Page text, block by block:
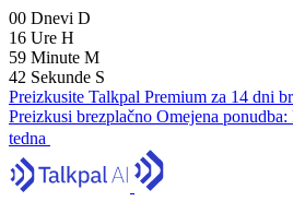
00 Dnevi D
16 Ure H
59 Minute M
41 Sekunde S
Preizkusite Talkpal Premium za 14 dni
Preizkusi brezplačno Omejena ponudba:
tedna